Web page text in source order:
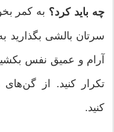
چه باید کرد؟ به كمر
سرتان بالشی بگذارید
تكرار كنید. از
كنید.